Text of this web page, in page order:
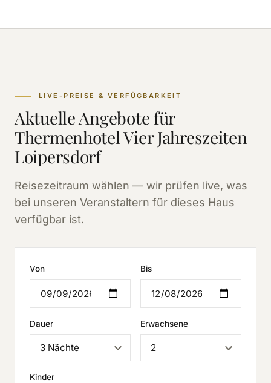
LIVE-PREISE & VERFÜGBARKEIT
Aktuelle Angebote für
Thermenhotel Vier Jahreszeiten
Loipersdorf
Reisezeitraum wählen — wir prüfen live, was
bei unseren Veranstaltern für dieses Haus
verfügbar ist.
Von Bis
Dauer Erwachsene
Kinder